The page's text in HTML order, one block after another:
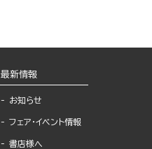
最新情報
お知らせ
フェア・イベント情報
書店様へ